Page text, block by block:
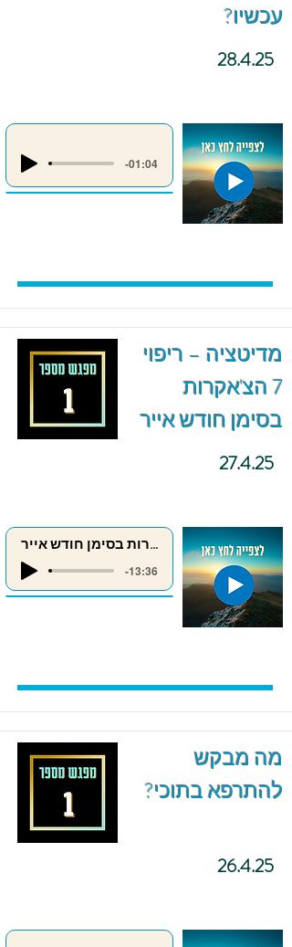
עכשיו?
28.4.25
-01:04
מדיטציה – ריפוי
7 הצ'אקרות
בסימן חודש אייר
27.4.25
ריפוי 7 הצ'אקרות בסימן חודש אייר
-13:36
מה מבקש
להתרפא בתוכי?
26.4.25